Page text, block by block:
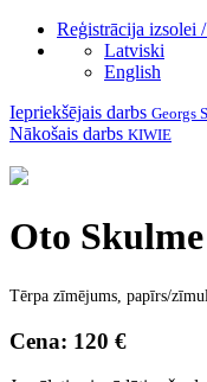
Reģistrācija izsolei
Latviski
English
Iepriekšējais darbs Georgs
Nākošais darbs KIWIE
Oto
Tērpa zīmējums, papīrs/
Cena: 120 €